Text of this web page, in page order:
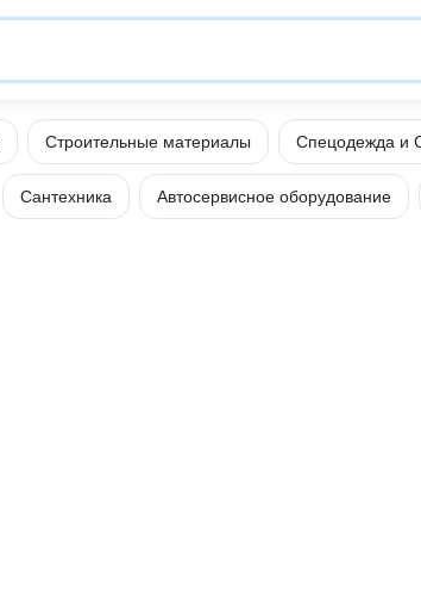
Строительные материалы Спецодежда и
Сантехника Автосервисное оборудование